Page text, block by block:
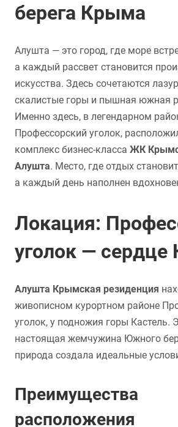
берега Крыма
Алушта — это город, где море
а каждый рассвет становится
искусства. Здесь сочетаются
скалистые горы и пышная южная
Именно здесь, в легендарном
Профессорский уголок,
комплекс бизнес-класса ЖК
Алушта. Место, где отдых
а каждый день наполнен
Локация:
уголок —
Алушта Крымская резиденция
живописном курортном районе
уголок, у подножия горы Кастель.
настоящая жемчужина Южного
природа создала идеальные
Преимущества
расположения